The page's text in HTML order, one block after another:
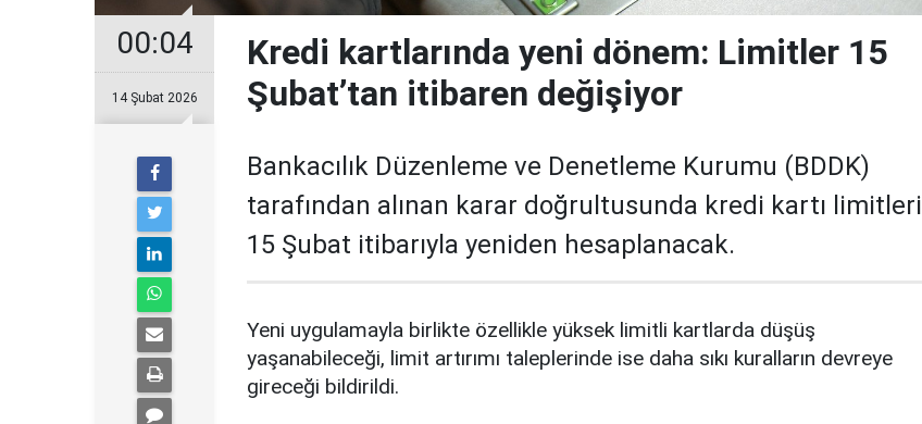
00:04
14 Şubat 2026
Kredi kartlarında yeni dönem: Limitler 15
Şubat’tan itibaren değişiyor
Bankacılık Düzenleme ve Denetleme Kurumu (BDDK)
tarafından alınan karar doğrultusunda kredi kartı limitleri
15 Şubat itibarıyla yeniden hesaplanacak.
Yeni uygulamayla birlikte özellikle yüksek limitli kartlarda düşüş
yaşanabileceği, limit artırımı taleplerinde ise daha sıkı kuralların devreye
gireceği bildirildi.